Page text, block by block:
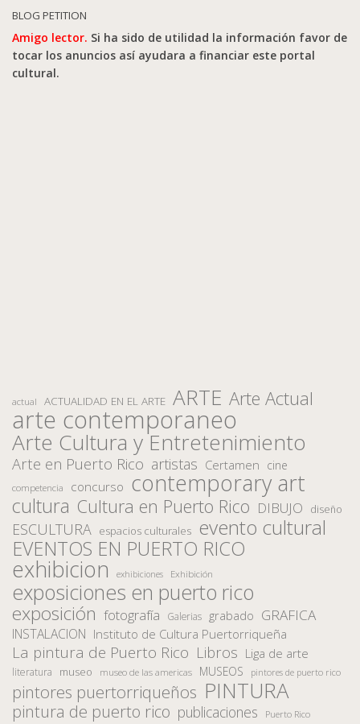
BLOG PETITION
Amigo lector. Si ha sido de utilidad la información favor de
tocar los anuncios así ayudara a financiar este portal
cultural.
actual ACTUALIDAD EN EL ARTE ARTE Arte Actual
arte contemporaneo
Arte Cultura y Entretenimiento
Arte en Puerto Rico artistas Certamen cine
competencia concurso contemporary art
cultura Cultura en Puerto Rico DIBUJO diseño
ESCULTURA espacios culturales evento cultural
EVENTOS EN PUERTO RICO
exhibicion exhibiciones Exhibición
exposiciones en puerto rico
exposición fotografía Galerias grabado GRAFICA
INSTALACION Instituto de Cultura Puertorriqueña
La pintura de Puerto Rico Libros Liga de arte
literatura museo museo de las americas MUSEOS pintores de puerto rico
pintores puertorriqueños PINTURA
pintura de puerto rico publicaciones Puerto Rico